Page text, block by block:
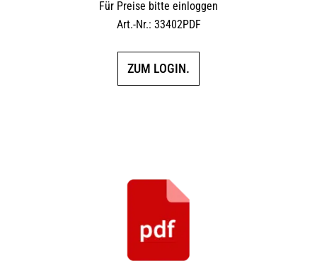
Für Preise bitte einloggen
Art.-Nr.: 33402PDF
ZUM LOGIN.